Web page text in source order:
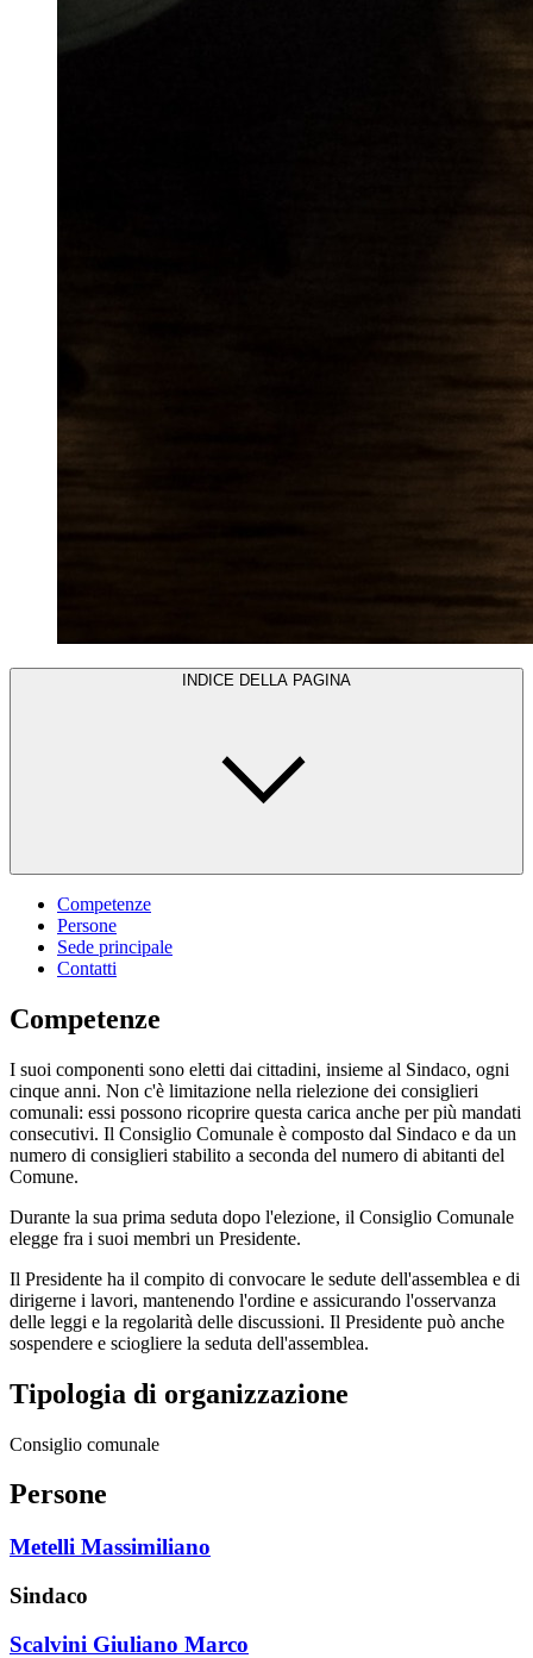
INDICE DELLA PAGINA
Competenze
Persone
Sede principale
Contatti
Competenze
I suoi componenti sono eletti dai cittadini, insieme al Sindaco, ogni
cinque anni. Non c'è limitazione nella rielezione dei consiglieri
comunali: essi possono ricoprire questa carica anche per più mandati
consecutivi. Il Consiglio Comunale è composto dal Sindaco e da un
numero di consiglieri stabilito a seconda del numero di abitanti del
Comune.
Durante la sua prima seduta dopo l'elezione, il Consiglio Comunale
elegge fra i suoi membri un Presidente.
Il Presidente ha il compito di convocare le sedute dell'assemblea e di
dirigerne i lavori, mantenendo l'ordine e assicurando l'osservanza
delle leggi e la regolarità delle discussioni. Il Presidente può anche
sospendere e sciogliere la seduta dell'assemblea.
Tipologia di organizzazione
Consiglio comunale
Persone
Metelli Massimiliano
Sindaco
Scalvini Giuliano Marco